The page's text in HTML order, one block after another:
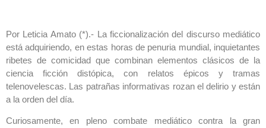
Por Leticia Amato (*).- La ficcionalización del discurso mediático
está adquiriendo, en estas horas de penuria mundial, inquietantes
ribetes de comicidad que combinan elementos clásicos de la
ciencia ficción distópica, con relatos épicos y tramas
telenovelescas. Las patrañas informativas rozan el delirio y están
a la orden del día.
Curiosamente, en pleno combate mediático contra la gran